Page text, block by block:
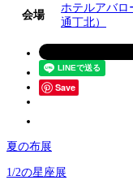
会場
ホテルアバロ
通丁北）
Save
夏の布展
1/2の星座展